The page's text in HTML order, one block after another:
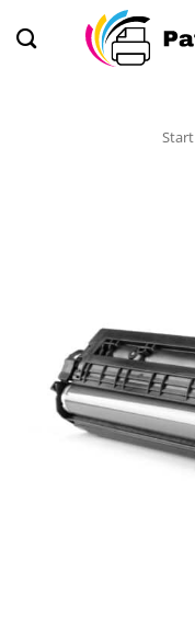
Inhalt
Start